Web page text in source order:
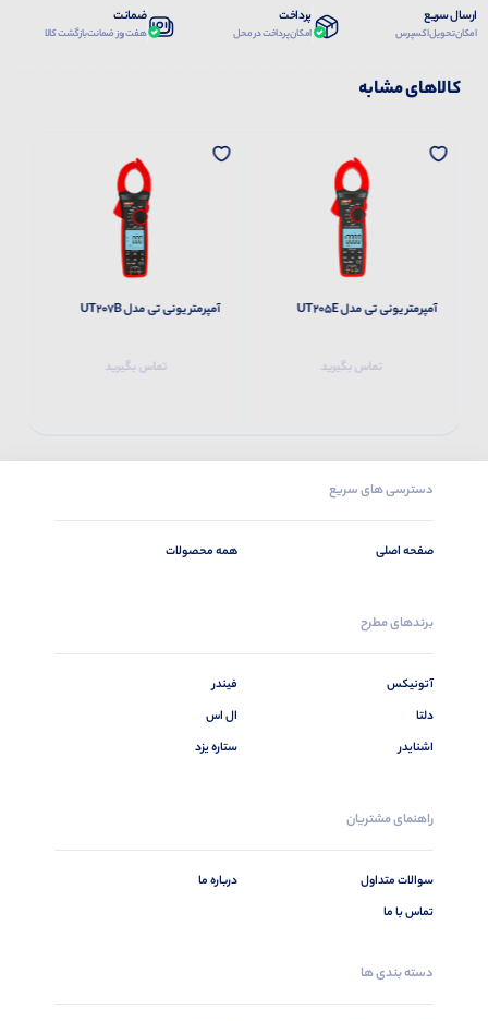
ارسال سریع
امکان تحویل اکسپرس
پرداخت
امکان پرداخت در محل
ضمانت
هفت روز ضمانت بازگشت کالا
کالاهای مشابه
آمپرمتر یونی تی مدل UT205E
تماس بگیرید
آمپرمتر یونی تی مدل UT207B
تماس بگیرید
دسترسی های سریع
صفحه اصلی همه محصولات
برندهای مطرح
آتونیکس
دلتا
اشنایدر
فیندر
ال اس
ستاره یزد
راهنمای مشتریان
سوالات متداول
تماس با ما
درباره ما
دسته بندی ها